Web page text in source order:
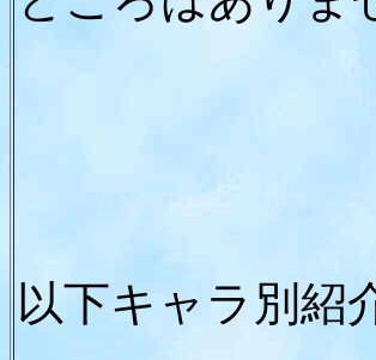
以下キャラ別紹